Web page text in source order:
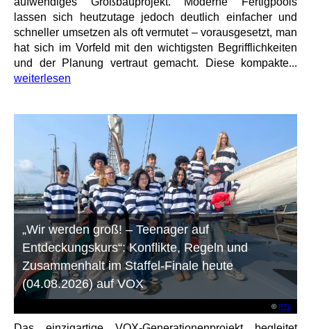
lassen sich heutzutage jedoch deutlich einfacher und
schneller umsetzen als oft vermutet – vorausgesetzt, man
hat sich im Vorfeld mit den wichtigsten Begrifflichkeiten
und der Planung vertraut gemacht. Diese kompakte...
weiterlesen
©RTL
„Wir werden groß! – Teenager auf
Entdeckungskurs“: Konflikte, Regeln und
Zusammenhalt im Staffel-Finale heute
(04.08.2026) auf VOX